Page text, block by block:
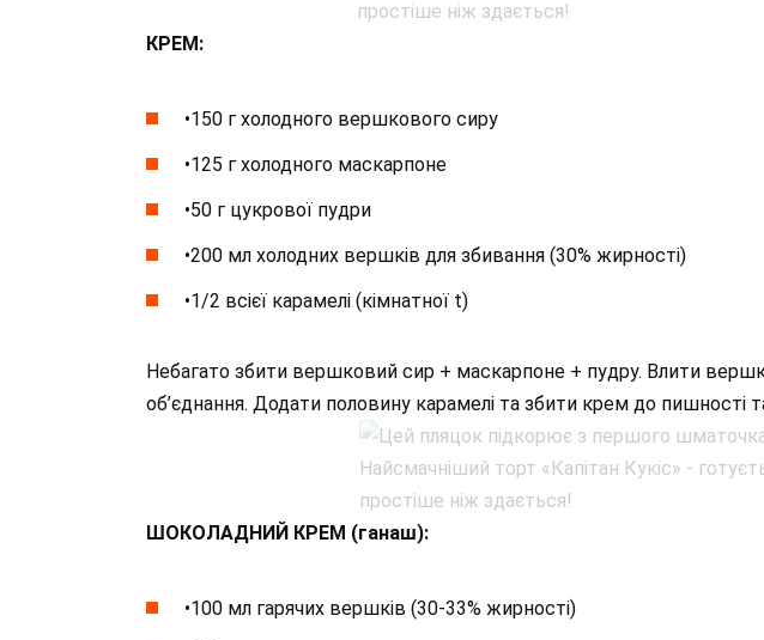
КРЕМ:
•150 г холодного вершкового сиру
•125 г холодного маскарпоне
•50 г цукрової пудри
•200 мл холодних вершків для збивання (30% жирності)
•1/2 всієї карамелі (кімнатної t)
Небагато збити вершковий сир + маскарпоне + пудру. Влити
об’єднання. Додати половину карамелі та збити крем до пишності
ШОКОЛАДНИЙ КРЕМ (ганаш):
•100 мл гарячих вершків (30-33% жирності)